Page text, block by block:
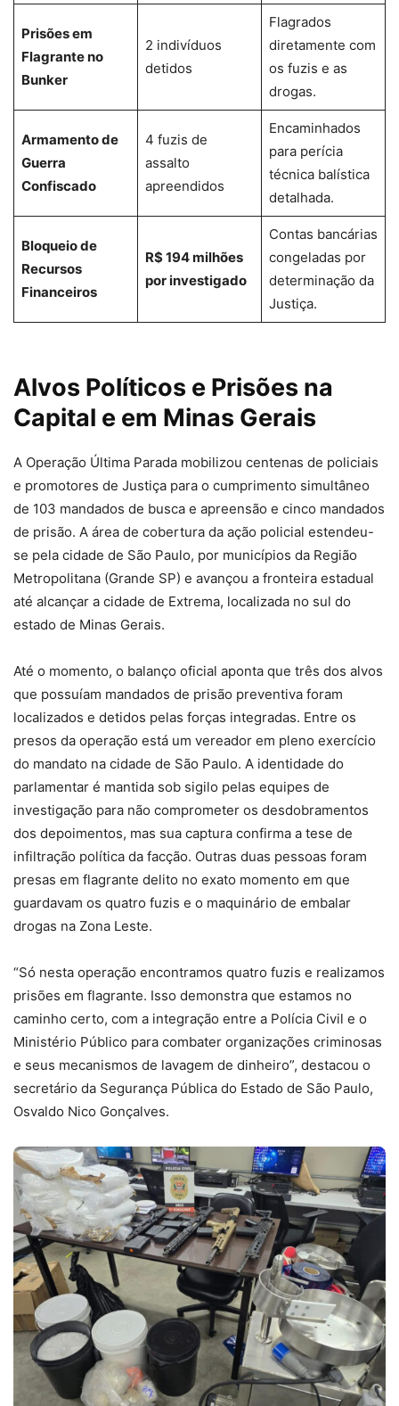
Prisões em
Flagrante no
Bunker
2 indivíduos
detidos
Flagrados
diretamente com
os fuzis e as
drogas.
Armamento de
Guerra
Confiscado
4 fuzis de
assalto
apreendidos
Encaminhados
para perícia
técnica balística
detalhada.
Bloqueio de
Recursos
Financeiros
R$ 194 milhões
por investigado
Contas bancárias
congeladas por
determinação da
Justiça.
Alvos Políticos e Prisões na
Capital e em Minas Gerais
A Operação Última Parada mobilizou centenas de policiais
e promotores de Justiça para o cumprimento simultâneo
de 103 mandados de busca e apreensão e cinco mandados
de prisão. A área de cobertura da ação policial estendeu-
se pela cidade de São Paulo, por municípios da Região
Metropolitana (Grande SP) e avançou a fronteira estadual
até alcançar a cidade de Extrema, localizada no sul do
estado de Minas Gerais.
Até o momento, o balanço oficial aponta que três dos alvos
que possuíam mandados de prisão preventiva foram
localizados e detidos pelas forças integradas. Entre os
presos da operação está um vereador em pleno exercício
do mandato na cidade de São Paulo. A identidade do
parlamentar é mantida sob sigilo pelas equipes de
investigação para não comprometer os desdobramentos
dos depoimentos, mas sua captura confirma a tese de
infiltração política da facção. Outras duas pessoas foram
presas em flagrante delito no exato momento em que
guardavam os quatro fuzis e o maquinário de embalar
drogas na Zona Leste.
“Só nesta operação encontramos quatro fuzis e realizamos
prisões em flagrante. Isso demonstra que estamos no
caminho certo, com a integração entre a Polícia Civil e o
Ministério Público para combater organizações criminosas
e seus mecanismos de lavagem de dinheiro”, destacou o
secretário da Segurança Pública do Estado de São Paulo,
Osvaldo Nico Gonçalves.